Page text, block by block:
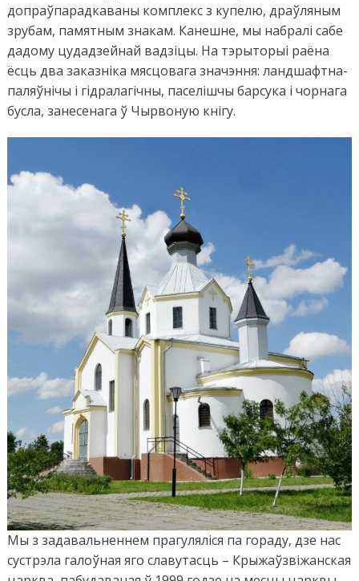
допраўпарадкаваны комплекс з купелю, драўляным
зрубам, памятным знакам. Канешне, мы набралі сабе
дадому цудадзейнай вадзіцы. На тэрыторыі раёна
ёсць два заказніка мясцовага значэння: ландшафтна-
паляўнічы і гідралагічны, паселішчы барсука і чорнага
бусла, занесенага ў Чырвоную кнігу.
Мы з задавальненнем прагуляліся па гораду, дзе нас
сустрэла галоўная яго славутасць – Крыжаўзвіжанская